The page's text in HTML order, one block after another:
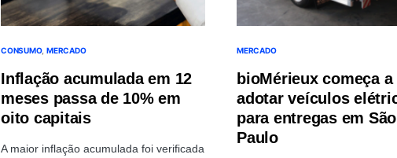
CONSUMO MERCADO
Inflação acumulada em 12
meses passa de 10% em
oito capitais
A maior inflação acumulada foi verificada
MERCADO
bioMérieux começa a
adotar veículos
para entregas em São
Paulo